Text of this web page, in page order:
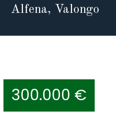
Alfena, Valongo
300.000 €